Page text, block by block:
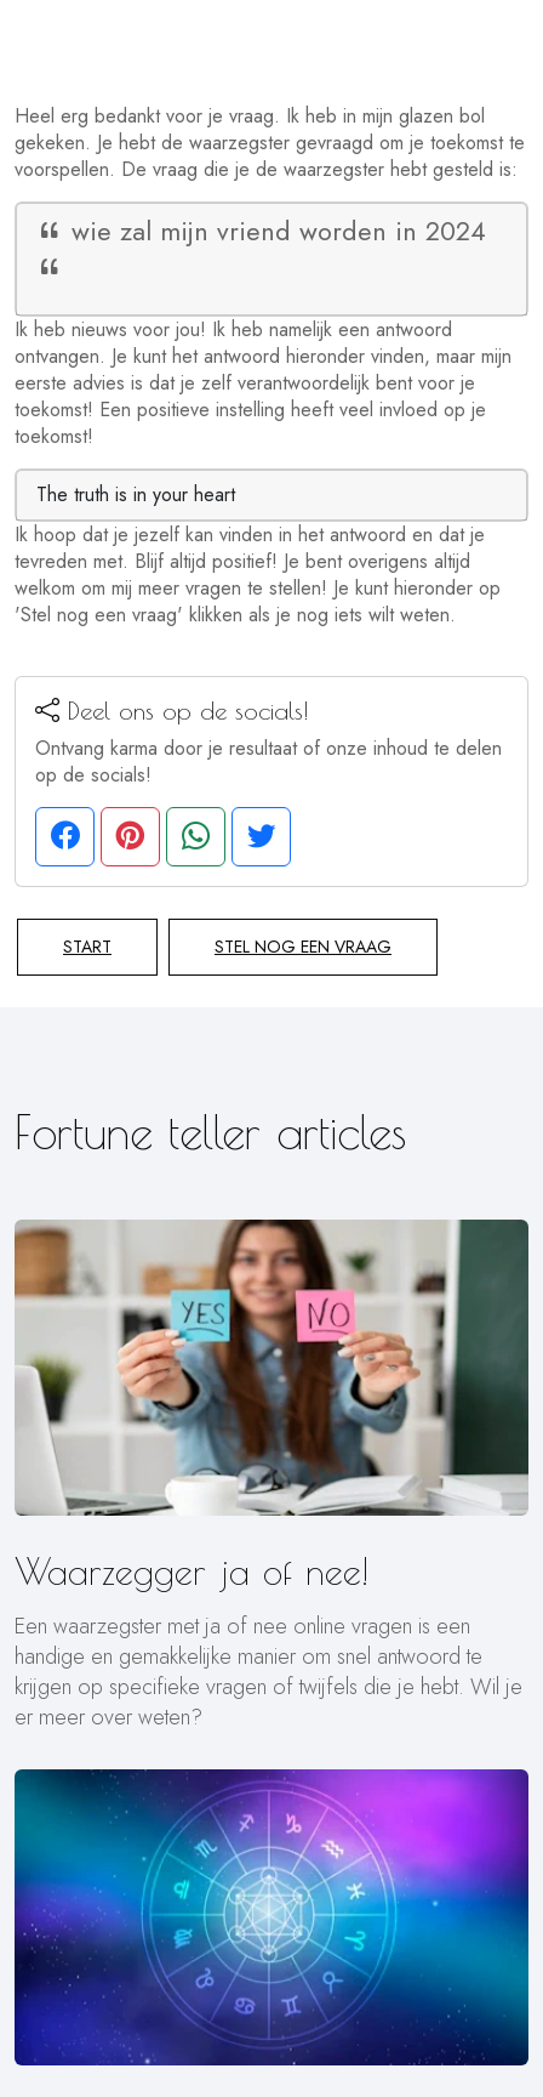
Heel erg bedankt voor je vraag. Ik heb in mijn glazen bol
gekeken. Je hebt de waarzegster gevraagd om je toekomst te
voorspellen. De vraag die je de waarzegster hebt gesteld is:
wie zal mijn vriend worden in 2024
Ik heb nieuws voor jou! Ik heb namelijk een antwoord
ontvangen. Je kunt het antwoord hieronder vinden, maar mijn
eerste advies is dat je zelf verantwoordelijk bent voor je
toekomst! Een positieve instelling heeft veel invloed op je
toekomst!
The truth is in your heart
Ik hoop dat je jezelf kan vinden in het antwoord en dat je
tevreden met. Blijf altijd positief! Je bent overigens altijd
welkom om mij meer vragen te stellen! Je kunt hieronder op
'Stel nog een vraag' klikken als je nog iets wilt weten.
Deel ons op de socials!
Ontvang karma door je resultaat of onze inhoud te delen
op de socials!
START STEL NOG EEN VRAAG
Fortune teller articles
Waarzegger ja of nee!
Een waarzegster met ja of nee online vragen is een
handige en gemakkelijke manier om snel antwoord te
krijgen op specifieke vragen of twijfels die je hebt. Wil je
er meer over weten?